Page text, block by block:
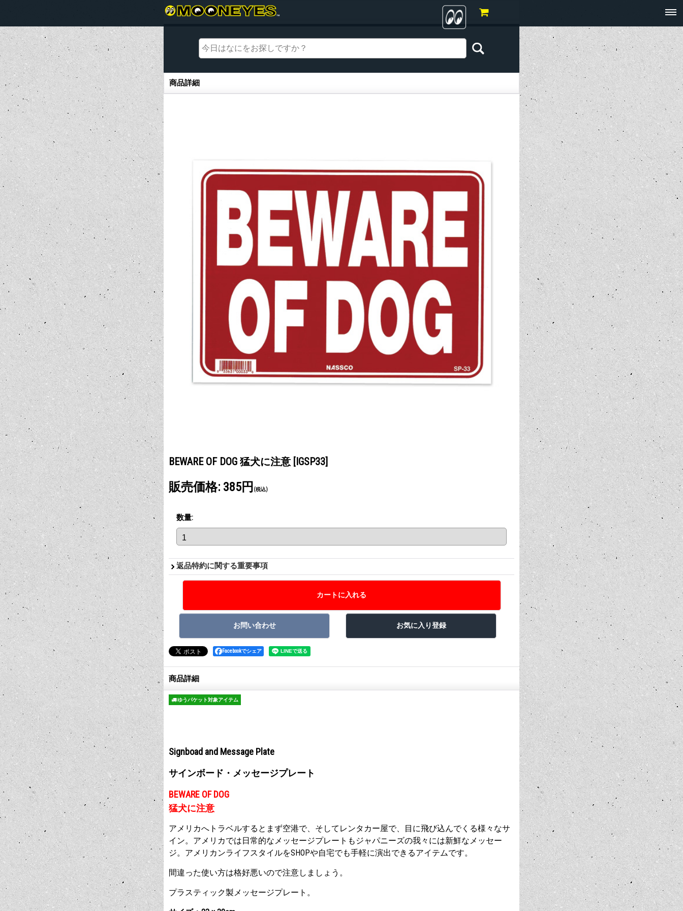
商品詳細
商品詳細
BEWARE OF DOG 猛犬に注意 [IGSP33]
販売価格: 385円 (税込)
数量:
返品特約に関する重要事項
Facebookでシェア
商品詳細
ゆうパケット対象アイテム
Signboad and Message Plate
サインボード・メッセージプレート
BEWARE OF DOG
猛犬に注意
アメリカへトラベルするとまず空港で、そしてレンタカー屋で、目に飛び込んでくる様々なサ
イン。アメリカでは日常的なメッセージプレートもジャパニーズの我々には新鮮なメッセー
ジ。アメリカンライフスタイルをSHOPや自宅でも手軽に演出できるアイテムです。
間違った使い方は格好悪いので注意しましょう。
プラスティック製メッセージプレート。